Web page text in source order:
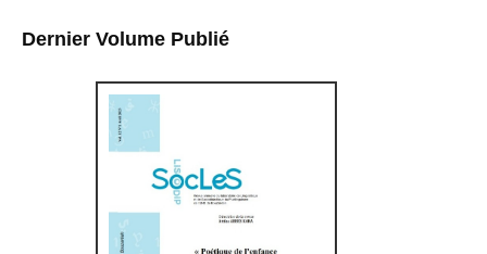
Dernier Volume Publié